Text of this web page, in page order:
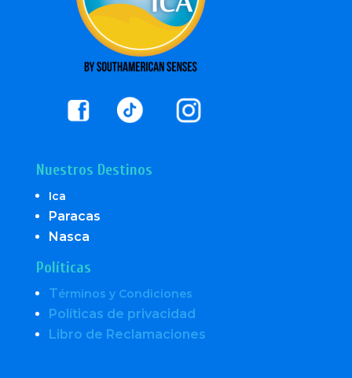
Nuestros Destinos
Ica
Paracas
Nasca
Políticas
Términos y Condiciones
Políticas de privacidad
Libro de Reclamaciones